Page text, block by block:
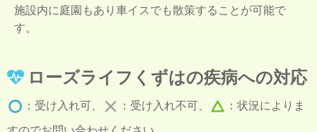
施設内に庭園もあり車イスでも散策することが可能で
す。
ローズライフくずはの疾病への対応
：受け入れ可、 ：受け入れ不可、
：状況によりま